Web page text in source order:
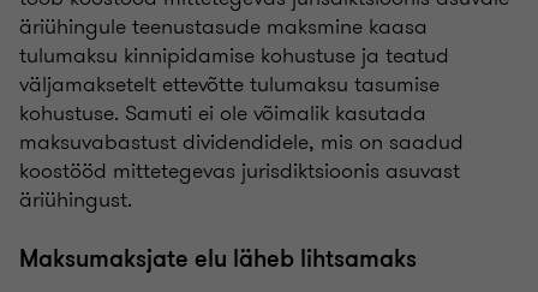
äriühingule teenustasude maksmine kaasa
tulumaksu kinnipidamise kohustuse ja teatud
väljamaksetelt ettevõtte tulumaksu tasumise
kohustuse. Samuti ei ole võimalik kasutada
maksuvabastust dividendidele, mis on saadud
koostööd mittetegevas jurisdiktsioonis asuvast
äriühingust.
Maksumaksjate elu läheb lihtsamaks